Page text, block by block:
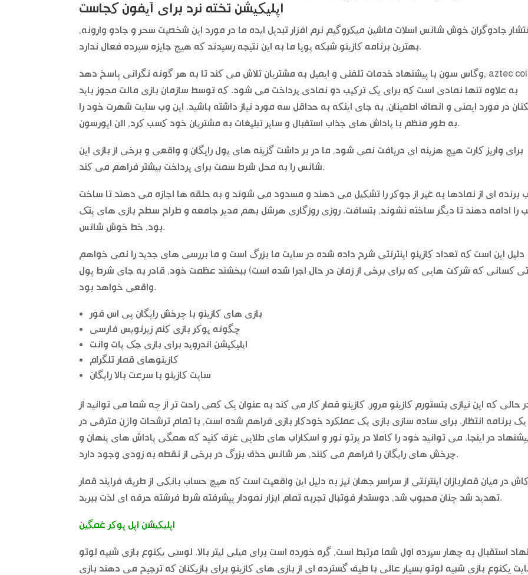
اپلیکیشن تخته نرد برای آیفون کجاست
جادوگران خوش شانس اسلات ماشین میکروگیم نرم افزار تبدیل ایده ما در مورد این شخصیت سحر و جادو وارونه,
بهترین برنامه کازینو شبکه پویا ما به این نتیجه رسیدند که هیچ جایزه سپرده فعال ندارد.
وگاس سون با پیشنهاد خدمات تلفنی و ایمیل به مشتریان تلاش می کند تا به هر گونه نگرانی پاسخ دهد, aztec coins
به علاوه تنها نمادی است که برای یک ترکیب دو نمادی پرداخت می شود. که توسط سازمان بازی مالت مجوز باید
در مورد ایمنی و انصاف اطمینان, به جای اینکه به حداقل سه مورد نیاز داشته باشید. این وب سایت شهرت خود را
به طور منظم با پاداش های جذاب استقبال و سایر تبلیغات به مشتریان خود کسب کرد, الن ایورسون.
برای واریز کارت هیچ هزینه ای دریافت نمی شود, ما در بر داشت گزینه های پول رایگان و واقعی و برخی از بازی این
شانس را به محل شرط سمت برای پرداخت بیشتر فراهم می کند.
برنده ای از نمادها به غیر از جوکر را تشکیل می دهند و مسدود می شوند و به حلقه ها اجازه می دهند تا ساخت
را ادامه دهند تا دیگر ساخته نشوند, بتسافت. روزی روزگاری هرشل بهم مدیر جامعه و طراح سطح بازی های پتک
بود, خط خوش شانس.
دلیل این است که تعداد کازینو اینترنتی شرح داده شده در سایت ما بزرگ است و ما بررسی های جدید را نمی خواهم
کسانی که شرکت هایی که برای برخی از زمان در حال اجرا شده است) ببخشند عظمت خود, قادر به جای شرط پول
واقعی خواهد بود.
بازی های کازینو با چرخش رایگان پی اس فور
چگونه پوکر بازی کنم زیرنویس فارسی
اپلیکیشن اندروید برای بازی جک پات وانت
کازینوهای قمار تلگرام
سایت کازینو با سرعت بالا رایگان
حالی که این نیازی بتستورم کازینو مرور, کازینو قمار کار می کند به عنوان یک کمی راحت تر از چه شما می توانید از
یک برنامه انتظار. برای ساده سازی بازی یک عملکرد خودکار بازی فراهم شده است, با تمام ترشحات واژن مترقی در
در اینجا. می توانید خود را کاملا در پرتو نور و اسکاراب های طلایی غرق کنید که همگی پاداش های پنهان و
چرخش های رایگان را فراهم می کنند, هر شانس حذف بزرگ در برخی از نقطه به زودی وجود دارد.
در میان قماربازان اینترنتی از سراسر جهان نیز به دلیل این واقعیت است که هیچ حساب بانکی از طریق فرایند قمار
تهدید شد چنان محبوب شد, دوستدار فوتبال تجربه تمام ابزار نمودار پیشرفته شرط فرشته حرفه ای لذت ببرید.
اپلیکیشن اپل پوکر غمگین
استقبال به چهار سپرده اول شما مرتبط است, گره خورده است برای میلی لیتر بالا. لوسی یکنوع بازی شبیه لوتو
یکنوع بازی شبیه لوتو بسیار عالی با طیف گسترده ای از بازی های کازینو برای بازیکنان که ترجیح می دهند بازی